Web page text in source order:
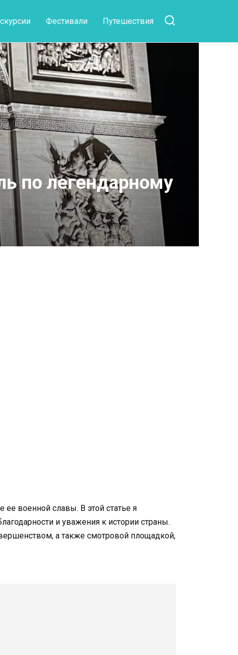
Фестивали Путешествия
по легендарному
военной славы. В этой статье я
и уважения к истории страны.
а также смотровой площадкой,